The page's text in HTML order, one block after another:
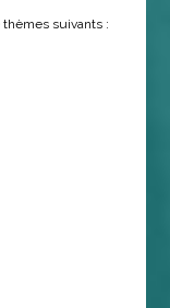
suivants :